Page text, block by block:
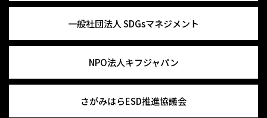
一般社団法人 SDGsマネジメント
NPO法人キフジャパン
さがみはらESD推進協議会